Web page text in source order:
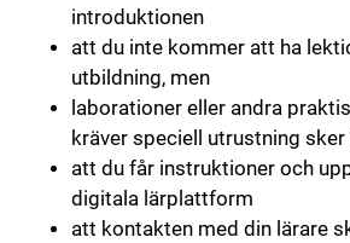
introduktionen
att du inte kommer att ha
utbildning, men
laborationer eller andra
kräver speciell utrustning sker
att du får instruktioner och
digitala lärplattform
att kontakten med din lärare